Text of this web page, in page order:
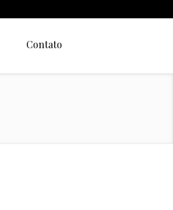
Contato